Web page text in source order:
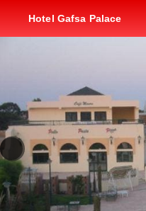
Hotel Gafsa Palace